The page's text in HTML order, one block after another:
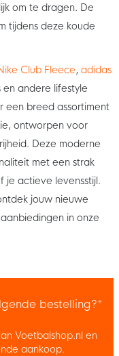
om te dragen. De
tijdens deze koude
Club Fleece, adidas
en andere lifestyle
een breed assortiment
ontworpen voor
Deze moderne
met een strak
je actieve levensstijl.
jouw nieuwe
in onze
bestelling?*
Voetbalshop.nl en
aankoop.